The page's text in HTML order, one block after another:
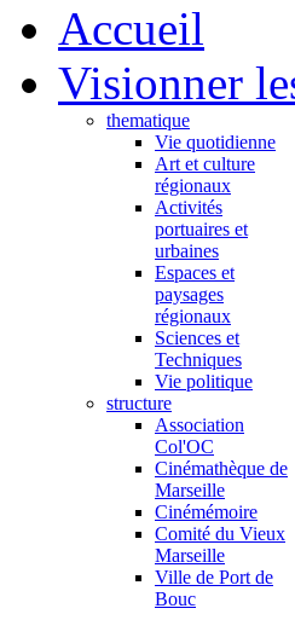
Accueil
Visionner
thematique
Vie quotidienne
Art et culture
régionaux
Activités
portuaires et
urbaines
Espaces et
paysages
régionaux
Sciences et
Techniques
Vie politique
structure
Association
Col'OC
Cinémathèque de
Marseille
Cinémémoire
Comité du Vieux
Marseille
Ville de Port de
Bouc